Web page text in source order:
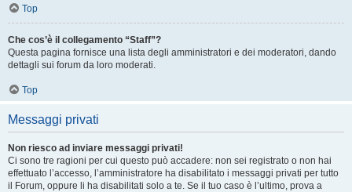
Top
Che cos’è il collegamento “Staff”?
Questa pagina fornisce una lista degli amministratori e dei moderatori, dando
dettagli sui forum da loro moderati.
Top
Messaggi privati
Non riesco ad inviare messaggi privati!
Ci sono tre ragioni per cui questo può accadere: non sei registrato o non hai
effettuato l’accesso, l’amministratore ha disabilitato i messaggi privati per tutto
il Forum, oppure li ha disabilitati solo a te. Se il tuo caso è l’ultimo, prova a